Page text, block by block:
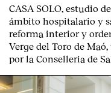
CASA SOLO, estudio
ámbito hospitalario y
reforma interior y
Verge del Toro de
por la Conselleria de